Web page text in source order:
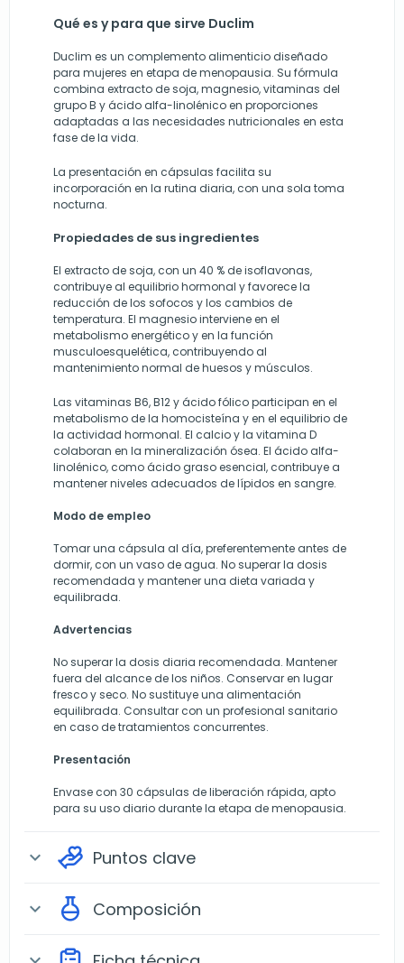
Qué es y para que sirve Duclim
Duclim es un complemento alimenticio diseñado
para mujeres en etapa de menopausia. Su fórmula
combina extracto de soja, magnesio, vitaminas del
grupo B y ácido alfa-linolénico en proporciones
adaptadas a las necesidades nutricionales en esta
fase de la vida.
La presentación en cápsulas facilita su
incorporación en la rutina diaria, con una sola toma
nocturna.
Propiedades de sus ingredientes
El extracto de soja, con un 40 % de isoflavonas,
contribuye al equilibrio hormonal y favorece la
reducción de los sofocos y los cambios de
temperatura. El magnesio interviene en el
metabolismo energético y en la función
musculoesquelética, contribuyendo al
mantenimiento normal de huesos y músculos.
Las vitaminas B6, B12 y ácido fólico participan en el
metabolismo de la homocisteína y en el equilibrio de
la actividad hormonal. El calcio y la vitamina D
colaboran en la mineralización ósea. El ácido alfa-
linolénico, como ácido graso esencial, contribuye a
mantener niveles adecuados de lípidos en sangre.
Modo de empleo
Tomar una cápsula al día, preferentemente antes de
dormir, con un vaso de agua. No superar la dosis
recomendada y mantener una dieta variada y
equilibrada.
Advertencias
No superar la dosis diaria recomendada. Mantener
fuera del alcance de los niños. Conservar en lugar
fresco y seco. No sustituye una alimentación
equilibrada. Consultar con un profesional sanitario
en caso de tratamientos concurrentes.
Presentación
Envase con 30 cápsulas de liberación rápida, apto
para su uso diario durante la etapa de menopausia.
expand_more Puntos clave
expand_more Composición